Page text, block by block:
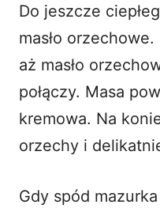
Do jeszcze
masło
aż masło
połączy. Masa
kremowa. Na
orzechy i
Gdy spód